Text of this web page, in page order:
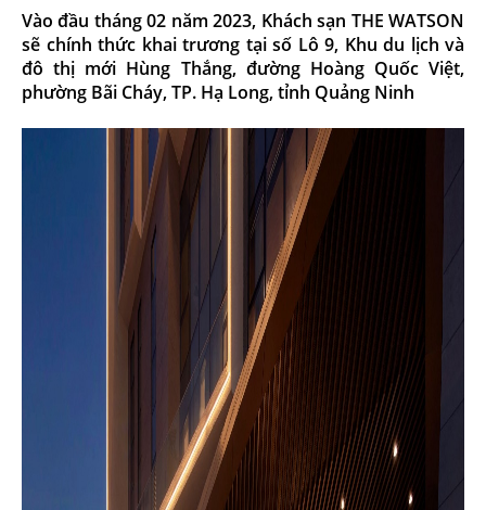
Vào đầu tháng 02 năm 2023, Khách sạn THE WATSON
sẽ chính thức khai trương tại số Lô 9, Khu du lịch và
đô thị mới Hùng Thắng, đường Hoàng Quốc Việt,
phường Bãi Cháy, TP. Hạ Long, tỉnh Quảng Ninh